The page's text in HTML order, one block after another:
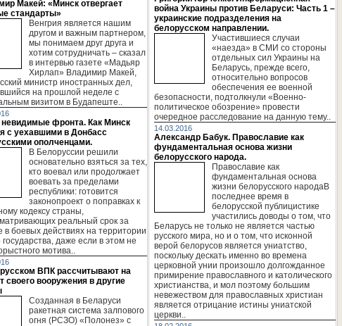
Макей: «Минск отвергает
стандарты»
Венгрия является нашим
другом и важным партнером,
мы понимаем друг друга и
хотим сотрудничать – сказал
в интервью газете «Мадьяр
Хирлап» Владимир Макей,
министр иностранных дел,
на прошлой неделе с
визитом в Будапеште..
фронта. Как Минск
с уехавшими в Донбасс
ополченцами.
В Белоруссии решили
основательно взяться за тех,
кто воевал или продолжает
воевать за пределами
республики: готовится
законопроект о поправках к
кодексу страны,
реальный срок за
в боевых действиях на территории
государства, даже если в этом не
мотива..
ВПК рассчитывают на
своего вооружения в другие
Созданная в Беларуси
ракетная система залпового
огня (РСЗО) «Полонез» с
война Украины против Беларуси: Часть 1 –
украинские подразделения на
белорусском направлении.
Участившиеся случаи
«наезда» в СМИ со стороны
отдельных сил Украины на
Беларусь, прежде всего,
относительно вопросов
обеспечения ее военной
безопасности, подтолкнули «Военно-
политическое обозрение» провести
очередное расследование на данную тему..
14.03.2016
Александр Бабук. Православие как
фундаментальная основа жизни
белорусского народа.
Православие как
фундаментальная основа
жизни белорусского народаВ
последнее время в
белорусской публицистике
участились доводы о том, что
Беларусь не только не является частью
русского мира, но и о том, что исконной
верой белорусов является униатство,
поскольку дескать именно во времена
церковной унии произошло долгожданное
примирение православного и католического
христианства, и мол поэтому большим
невежеством для православных христиан
является отрицание истины униатской
церкви..